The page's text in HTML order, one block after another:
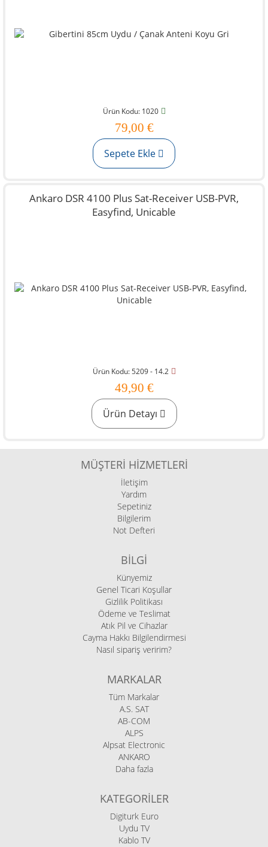
Ürün Kodu: 1020
79,00 €
Sepete Ekle
Ankaro DSR 4100 Plus Sat-Receiver USB-PVR,
Easyfind, Unicable
Ürün Kodu: 5209 - 14.2
49,90 €
Ürün Detayı
MÜŞTERI HIZMETLERI
İletişim
Yardım
Sepetiniz
Bilgilerim
Not Defteri
BILGI
Künyemiz
Genel Ticari Koşullar
Gizlilik Politikası
Ödeme ve Teslimat
Atık Pil ve Cihazlar
Cayma Hakkı Bilgilendirmesi
Nasıl sipariş veririm?
MARKALAR
Tüm Markalar
A.S. SAT
AB-COM
ALPS
Alpsat Electronic
ANKARO
Daha fazla
KATEGORILER
Digiturk Euro
Uydu TV
Kablo TV